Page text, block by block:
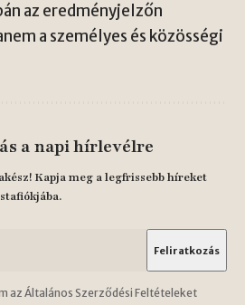
az eredményjelzőn
a személyes és közösségi
a napi hírlevélre
Kapja meg a legfrissebb híreket
az Általános Szerződési Feltételeket